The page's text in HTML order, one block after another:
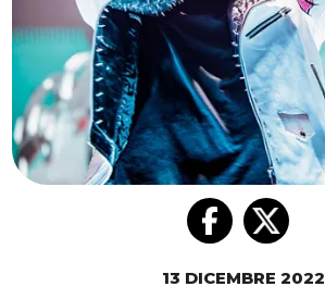
13 DICEMBRE 2022